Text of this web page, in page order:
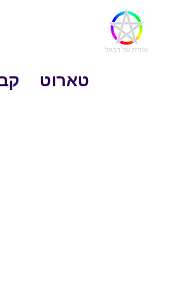
טארוט